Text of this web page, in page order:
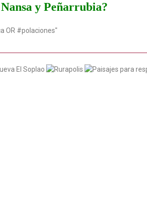
y Peñarrubia?
OR #polaciones"